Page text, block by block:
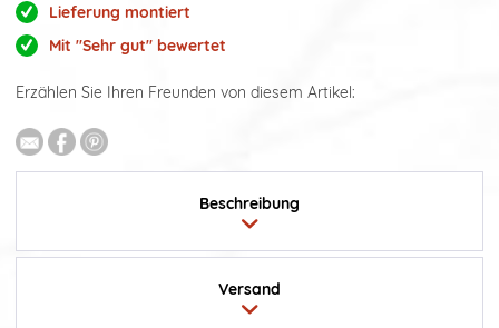
Lieferung montiert
Mit "Sehr gut" bewertet
Erzählen Sie Ihren Freunden von diesem Artikel:
Beschreibung
Versand